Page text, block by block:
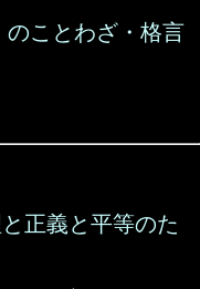
ことわざ・格言
正義と平等のた